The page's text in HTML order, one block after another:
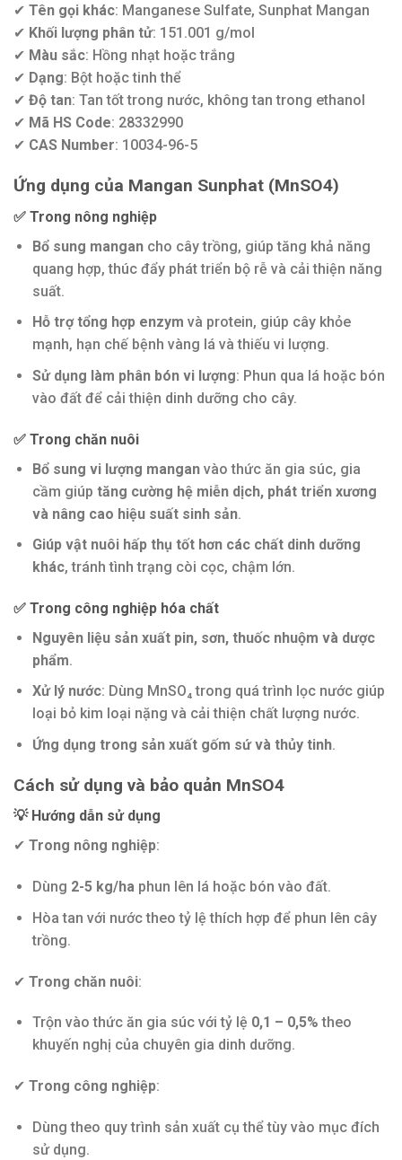
✔ Tên gọi khác: Manganese Sulfate, Sunphat Mangan
✔ Khối lượng phân tử: 151.001 g/mol
✔ Màu sắc: Hồng nhạt hoặc trắng
✔ Dạng: Bột hoặc tinh thể
✔ Độ tan: Tan tốt trong nước, không tan trong ethanol
✔ Mã HS Code: 28332990
✔ CAS Number: 10034-96-5
Ứng dụng của Mangan Sunphat (MnSO4)
✅ Trong nông nghiệp
Bổ sung mangancho cây trồng, giúp tăng khả năng
quang hợp, thúc đẩy phát triển bộ rễ và cải thiện năng
suất.
Hỗ trợ tổng hợp enzym và protein, giúp cây khỏe
mạnh, hạn chế bệnh vàng lá và thiếu vi lượng.
Sử dụng làm phân bón vi lượng: Phun qua lá hoặc bón
vào đất để cải thiện dinh dưỡng cho cây.
✅ Trong chăn nuôi
Bổ sung vi lượng manganvào thức ăn gia súc, gia
cầm giúp tăng cường hệ miễn dịch, phát triển xương
và nâng cao hiệu suất sinh sản.
Giúp vật nuôi hấp thụ tốt hơn các chất dinh dưỡng
khác, tránh tình trạng còi cọc, chậm lớn.
✅ Trong công nghiệp hóa chất
Nguyên liệu sản xuất pin, sơn, thuốc nhuộm và dược
phẩm.
Xử lý nước: Dùng MnSO₄ trong quá trình lọc nước giúp
loại bỏ kim loại nặng và cải thiện chất lượng nước.
Ứng dụng trong sản xuất gốm sứ và thủy tinh.
Cách sử dụng và bảo quản MnSO4
💡 Hướng dẫn sử dụng
✔ Trong nông nghiệp:
Dùng 2-5 kg/haphun lên lá hoặc bón vào đất.
Hòa tan với nước theo tỷ lệ thích hợp để phun lên cây
trồng.
✔ Trong chăn nuôi:
Trộn vào thức ăn gia súc với tỷ lệ 0,1 – 0,5% theo
khuyến nghị của chuyên gia dinh dưỡng.
✔ Trong công nghiệp:
Dùng theo quy trình sản xuất cụ thể tùy vào mục đích
sử dụng.